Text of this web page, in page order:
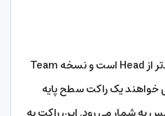
Head Boom یک راکت جدیدتر از Head است و نسخه Team
خواهند یک راکت سطح پایه